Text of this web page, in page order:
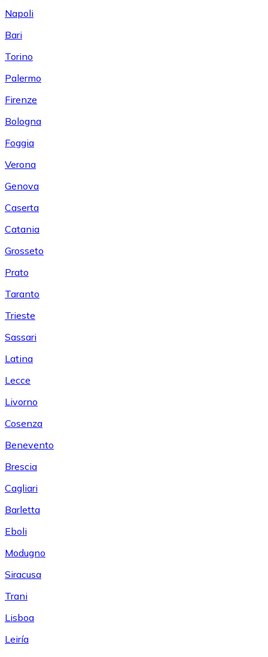
Napoli
Bari
Torino
Palermo
Firenze
Bologna
Foggia
Verona
Genova
Caserta
Catania
Grosseto
Prato
Taranto
Trieste
Sassari
Latina
Lecce
Livorno
Cosenza
Benevento
Brescia
Cagliari
Barletta
Eboli
Modugno
Siracusa
Trani
Lisboa
Leiría